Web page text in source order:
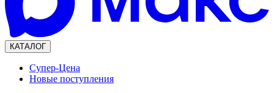
КАТАЛОГ
Супер-Цена
Новые поступления